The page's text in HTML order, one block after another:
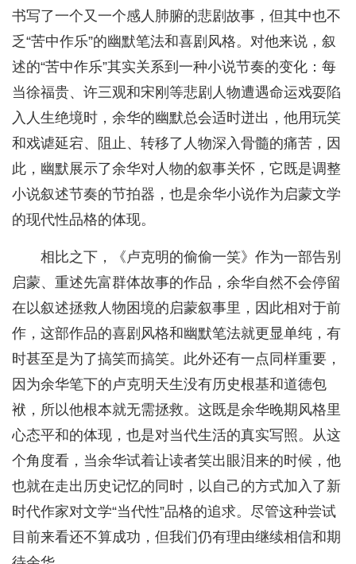
书写了一个又一个感人肺腑的悲剧故事，但其中也不
乏“苦中作乐”的幽默笔法和喜剧风格。对他来说，叙
述的“苦中作乐”其实关系到一种小说节奏的变化：每
当徐福贵、许三观和宋刚等悲剧人物遭遇命运戏耍陷
入人生绝境时，余华的幽默总会适时迸出，他用玩笑
和戏谑延宕、阻止、转移了人物深入骨髓的痛苦，因
此，幽默展示了余华对人物的叙事关怀，它既是调整
小说叙述节奏的节拍器，也是余华小说作为启蒙文学
的现代性品格的体现。
相比之下，《卢克明的偷偷一笑》作为一部告别
启蒙、重述先富群体故事的作品，余华自然不会停留
在以叙述拯救人物困境的启蒙叙事里，因此相对于前
作，这部作品的喜剧风格和幽默笔法就更显单纯，有
时甚至是为了搞笑而搞笑。此外还有一点同样重要，
因为余华笔下的卢克明天生没有历史根基和道德包
袱，所以他根本就无需拯救。这既是余华晚期风格里
心态平和的体现，也是对当代生活的真实写照。从这
个角度看，当余华试着让读者笑出眼泪来的时候，他
也就在走出历史记忆的同时，以自己的方式加入了新
时代作家对文学“当代性”品格的追求。尽管这种尝试
目前来看还不算成功，但我们仍有理由继续相信和期